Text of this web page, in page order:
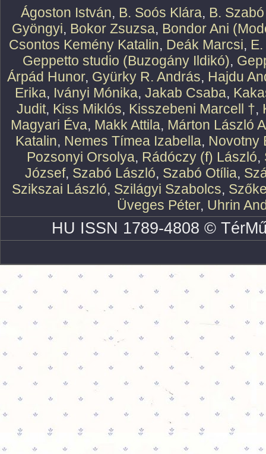
Ágoston István, B. Soós Klára, B.
Gyöngyi, Bokor Zsuzsa, Bondor Ani
Csontos Kemény Katalin, Deák Marcsi,
Geppetto studio (Buzogány Ildikó),
Árpád Hunor, Gyürky R. András, Hajdu
Erika, Iványi Mónika, Jakab Csaba,
Judit, Kiss Miklós, Kisszebeni Marcell †,
Magyari Éva, Makk Attila, Márton László
Katalin, Nemes Tímea Izabella, Novotny
Pozsonyi Orsolya, Rádóczy (f) László,
József, Szabó László, Szabó Otília,
Szikszai László, Szilágyi Szabolcs,
Üveges Péter, Uhrin
HU ISSN 1789-4808 ©